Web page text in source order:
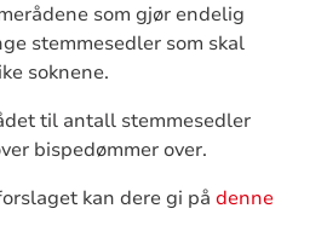
som gjør endelig
stemmesedler som skal
soknene.
til antall stemmesedler
bispedømmer over.
kan dere gi på denne